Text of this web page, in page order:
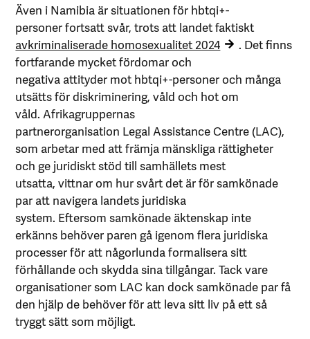
Även i Namibia är situationen för hbtqi+-
personer fortsatt svår, trots att landet faktiskt
avkriminaliserade homosexualitet 2024
. Det finns
fortfarande mycket fördomar och
negativa attityder mot hbtqi+-personer och många
utsätts för diskriminering, våld och hot om
våld. Afrikagruppernas
partnerorganisation Legal Assistance Centre (LAC),
som arbetar med att främja mänskliga rättigheter
och ge juridiskt stöd till samhällets mest
utsatta, vittnar om hur svårt det är för samkönade
par att navigera landets juridiska
system. Eftersom samkönade äktenskap inte
erkänns behöver paren gå igenom flera juridiska
processer för att någorlunda formalisera sitt
förhållande och skydda sina tillgångar. Tack vare
organisationer som LAC kan dock samkönade par få
den hjälp de behöver för att leva sitt liv på ett så
tryggt sätt som möjligt.